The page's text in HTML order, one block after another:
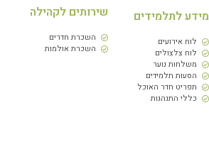
מידע לתלמידים
לוח אירועים
לוח צלצולים
משלחות נוער
הסעות תלמידים
תפריט חדר האוכל
כללי התנהגות
שירותים לקהילה
השכרת חדרים
השכרת אולמות